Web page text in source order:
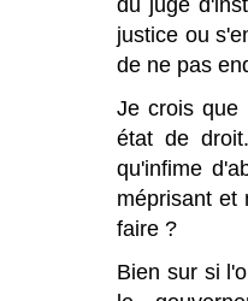
justice ou
de ne pas
Je crois que
état de
qu'infime
méprisant et
faire ?
Bien sur si